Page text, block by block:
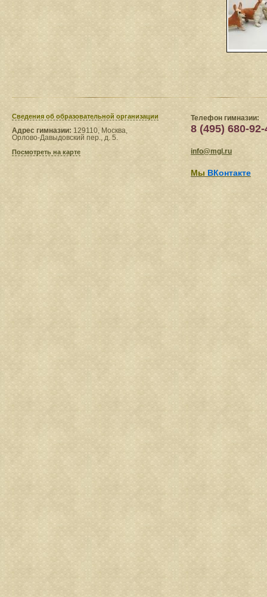
Сведения​ об образовательной организации
Адрес гимназии: 129110, Москва,
Орлово-Давыдовский пер., д. 5.
Посмотреть на карте
Телефон гимназии:
8 (495) 680-92-
info@mgl.ru
Мы ВКонтакте